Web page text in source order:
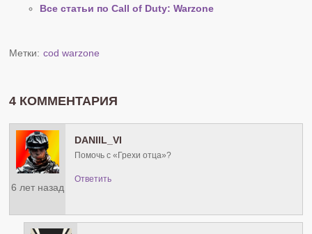
Все статьи по Call of Duty: Warzone
Метки: cod warzone
4 КОММЕНТАРИЯ
6 лет назад
DANIIL_VI
Помочь с «Грехи отца»?
Ответить